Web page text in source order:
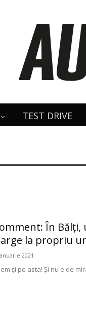
TEST DRIVE
În
la propriu
2021
şi pe asta! Şi nu e de